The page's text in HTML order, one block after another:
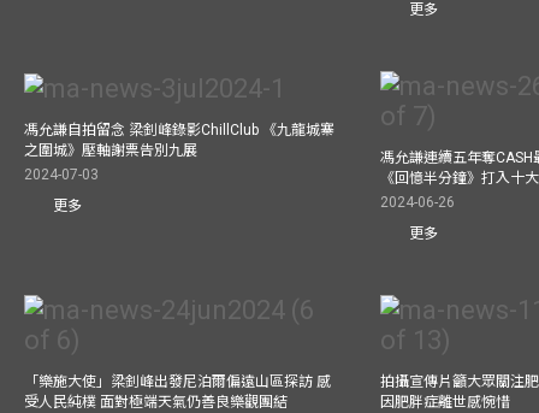
更多
馮允謙自拍留念 梁釗峰錄影ChillClub 《九龍城寨
之圍城》壓軸謝票告別九展
2024-07-03
更多
馮允謙連續五年奪
《回憶半分鐘》打入十
2024-06-26
更多
「樂施大使」梁釗峰出發尼泊爾偏遠山區探訪 感
受人民純樸 面對極端天氣仍善良樂觀團結
拍攝宣傳片籲大眾關注
因肥胖症離世感惋惜